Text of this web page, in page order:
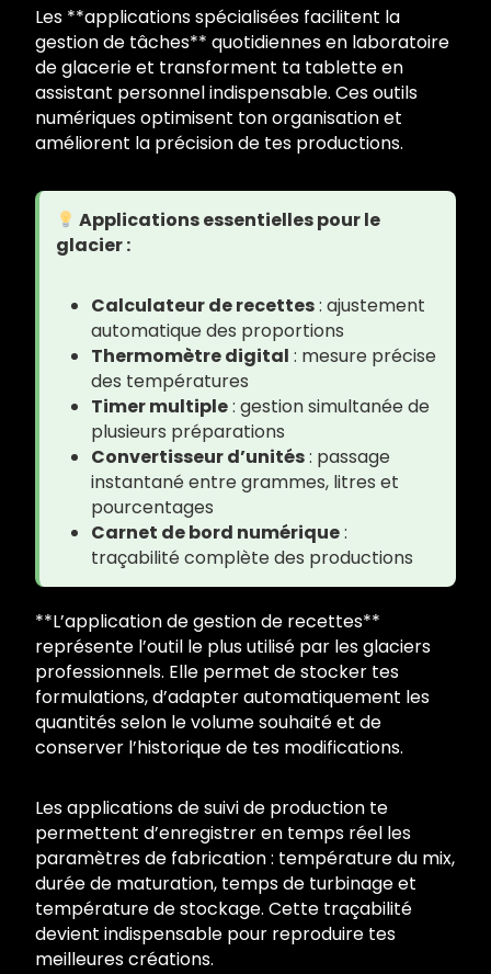
Les **applications spécialisées facilitent la
gestion de tâches** quotidiennes en laboratoire
de glacerie et transforment ta tablette en
assistant personnel indispensable. Ces outils
numériques optimisent ton organisation et
améliorent la précision de tes productions.
Applications essentielles pour le
glacier :
Calculateur de recettes: ajustement
automatique des proportions
Thermomètre digital : mesure précise
des températures
Timer multiple: gestion simultanée de
plusieurs préparations
Convertisseur d’unités: passage
instantané entre grammes, litres et
pourcentages
Carnet de bord numérique:
traçabilité complète des productions
**L’application de gestion de recettes**
représente l’outil le plus utilisé par les glaciers
professionnels. Elle permet de stocker tes
formulations, d’adapter automatiquement les
quantités selon le volume souhaité et de
conserver l’historique de tes modifications.
Les applications de suivi de production te
permettent d’enregistrer en temps réel les
paramètres de fabrication : température du mix,
durée de maturation, temps de turbinage et
température de stockage. Cette traçabilité
devient indispensable pour reproduire tes
meilleures créations.